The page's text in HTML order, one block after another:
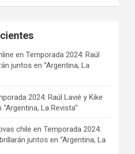
enTemporada 2024: Raúl
juntos en “Argentina, La
2024: Raúl Lavié y Kike
La Revista”
chile enTemporada 2024:
juntos en “Argentina, La